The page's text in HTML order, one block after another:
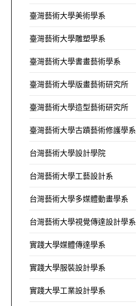
臺灣藝術大學美術學系
臺灣藝術大學雕塑學系
臺灣藝術大學書畫藝術學系
臺灣藝術大學版畫藝術研究所
臺灣藝術大學造型藝術研究所
臺灣藝術大學古蹟藝術修護學系
台灣藝術大學設計學院
台灣藝術大學工藝設計系
台灣藝術大學多媒體動畫學系
台灣藝術大學視覺傳達設計學系
實踐大學媒體傳達學系
實踐大學服裝設計學系
實踐大學工業設計學系